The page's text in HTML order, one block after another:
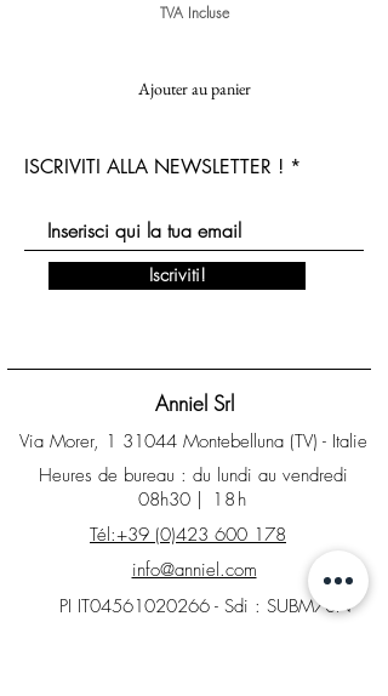
TVA Incluse
Ajouter au panier
Anniel Srl
Heures de bureau : du lundi au vendredi
08h30 | 18h
ISCRIVITI ALLA NEWSLETTER !
Iscriviti!
Tél:+39 (0)423 600 178
info@anniel.com
Via Morer, 1 31044 Montebelluna (TV) - Italie
PI IT04561020266 - Sdi : SUBM70N